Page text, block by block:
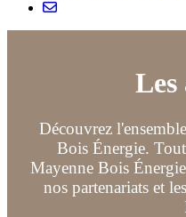
Les
Découvrez
Bois Énergie.
Mayenne Bois
nos partenariats et